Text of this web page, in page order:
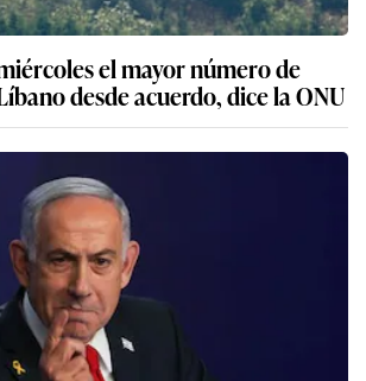
el mayor número de
desde acuerdo, dice la ONU